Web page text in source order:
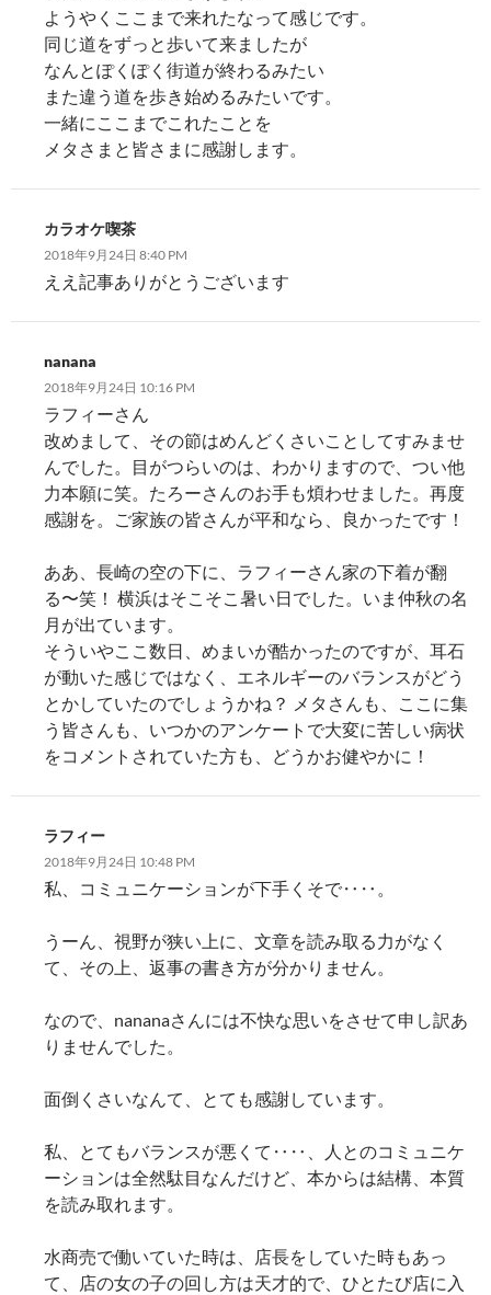
ようやくここまで来れたなって感じです。
同じ道をずっと歩いて来ましたが
なんとぽくぽく街道が終わるみたい
また違う道を歩き始めるみたいです。
一緒にここまでこれたことを
メタさまと皆さまに感謝します。
カラオケ喫茶
2018年9月24日 8:40 PM
ええ記事ありがとうございます
nanana
2018年9月24日 10:16 PM
ラフィーさん
改めまして、その節はめんどくさいことしてすみませ
んでした。目がつらいのは、わかりますので、つい他
力本願に笑。たろーさんのお手も煩わせました。再度
感謝を。ご家族の皆さんが平和なら、良かったです！
ああ、長崎の空の下に、ラフィーさん家の下着が翻
る〜笑！ 横浜はそこそこ暑い日でした。いま仲秋の名
月が出ています。
そういやここ数日、めまいが酷かったのですが、耳石
が動いた感じではなく、エネルギーのバランスがどう
とかしていたのでしょうかね？ メタさんも、ここに集
う皆さんも、いつかのアンケートで大変に苦しい病状
をコメントされていた方も、どうかお健やかに！
ラフィー
2018年9月24日 10:48 PM
私、コミュニケーションが下手くそで‥‥。
うーん、視野が狭い上に、文章を読み取る力がなく
て、その上、返事の書き方が分かりません。
なので、nananaさんには不快な思いをさせて申し訳あ
りませんでした。
面倒くさいなんて、とても感謝しています。
私、とてもバランスが悪くて‥‥、人とのコミュニケ
ーションは全然駄目なんだけど、本からは結構、本質
を読み取れます。
水商売で働いていた時は、店長をしていた時もあっ
て、店の女の子の回し方は天才的で、ひとたび店に入